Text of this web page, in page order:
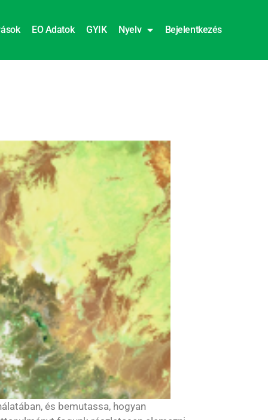
EO Adatok GYIK Nyelv Bejelentkezés
és bemutassa, hogyan